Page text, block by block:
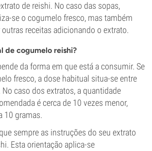
de reishi. No caso das sopas,
se o cogumelo fresco, mas também
receitas adicionando o extrato.
de cogumelo reishi?
da forma em que está a consumir. Se
fresco, a dose habitual situa-se entre
caso dos extratos, a quantidade
é cerca de 10 vezes menor,
10 gramas.
sempre as instruções do seu extrato
Esta orientação aplica-se